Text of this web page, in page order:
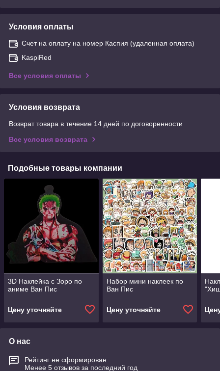
Условия оплаты
Счет на оплату на номер Каспия (удаленная оплата)
KaspiRed
Все условия оплаты
Условия возврата
Возврат товара в течение 14 дней по договоренности
Все условия возврата
Подобные товары компании
3D Наклейка с Зоро по
аниме Ван Пис
Цену уточняйте
Набор мини наклеек по
Ван Пис
Цену уточняйте
О нас
Рейтинг не сформирован
Менее 5 отзывов за последний год